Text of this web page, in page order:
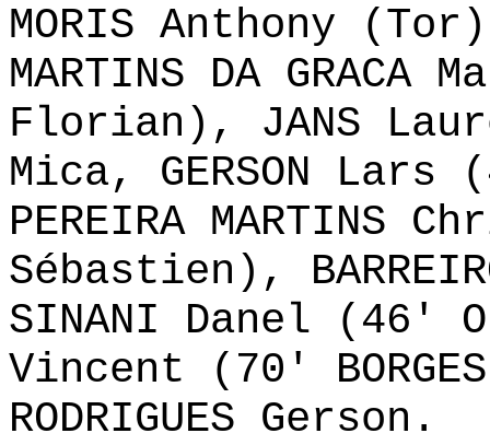
MORIS Anthony
MARTINS DA GRACA
Florian), JANS
Mica, GERSON Lars
PEREIRA MARTINS
Sébastien),
SINANI Danel (46'
Vincent (70'
RODRIGUES Gerson.